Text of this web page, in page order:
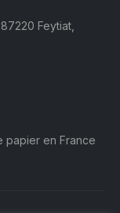
Feytiat,
papier en France